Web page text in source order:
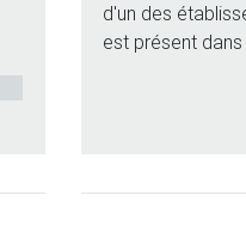
d'un des
est présent